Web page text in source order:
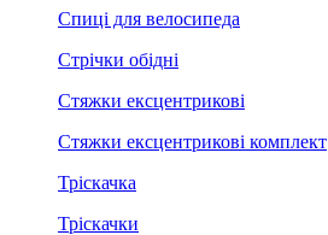
Спиці для велосипеда
Стрічки обідні
Стяжки ексцентрикові
Стяжки ексцентрикові комплект
Тріскачка
Тріскачки